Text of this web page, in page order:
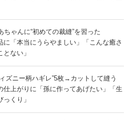
ちゃんに“初めての裁縫”を習った
「本当にうらやましい」「こんな癒さ
ない」
ズニー柄ハギレ”5枚→カットして縫う
上がりに「孫に作ってあげたい」「生
くり」